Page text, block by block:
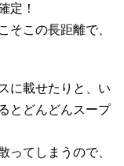
定！
そこの長距離で、
に載せたりと、い
とどんどんスープ
ってしまうので、